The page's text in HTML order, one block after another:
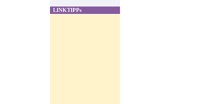
LINKTIPPs